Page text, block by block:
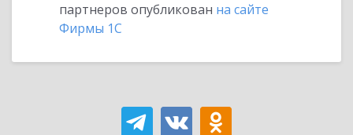
партнеров опубликован на сайте
Фирмы 1С